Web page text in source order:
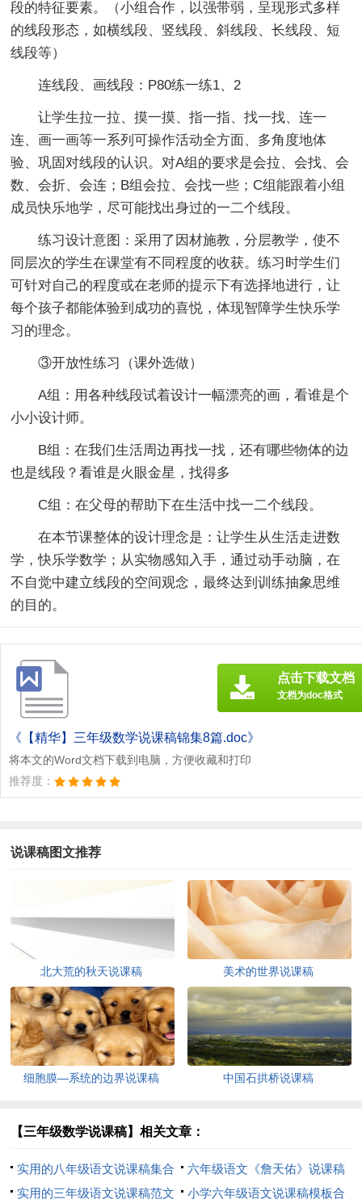
段的特征要素。（小组合作，以强带弱，呈现形式多样
的线段形态，如横线段、竖线段、斜线段、长线段、短
线段等）
连线段、画线段：P80练一练1、2
让学生拉一拉、摸一摸、指一指、找一找、连一
连、画一画等一系列可操作活动全方面、多角度地体
验、巩固对线段的认识。对A组的要求是会拉、会找、会
数、会折、会连；B组会拉、会找一些；C组能跟着小组
成员快乐地学，尽可能找出身过的一二个线段。
练习设计意图：采用了因材施教，分层教学，使不
同层次的学生在课堂有不同程度的收获。练习时学生们
可针对自己的程度或在老师的提示下有选择地进行，让
每个孩子都能体验到成功的喜悦，体现智障学生快乐学
习的理念。
③开放性练习（课外选做）
A组：用各种线段试着设计一幅漂亮的画，看谁是个
小小设计师。
B组：在我们生活周边再找一找，还有哪些物体的边
也是线段？看谁是火眼金星，找得多
C组：在父母的帮助下在生活中找一二个线段。
在本节课整体的设计理念是：让学生从生活走进数
学，快乐学数学；从实物感知入手，通过动手动脑，在
不自觉中建立线段的空间观念，最终达到训练抽象思维
的目的。
《【精华】三年级数学说课稿锦集8篇.doc》
将本文的Word文档下载到电脑，方便收藏和打印
推荐度：
点击下载文档
文档为doc格式
说课稿图文推荐
北大荒的秋天说课稿 美术的世界说课稿
细胞膜—系统的边界说课稿 中国石拱桥说课稿
【三年级数学说课稿】相关文章：
实用的八年级语文说课稿集合
六篇
六年级语文《詹天佑》说课稿
实用的三年级语文说课稿范文
小学六年级语文说课稿模板合